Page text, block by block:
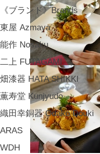
《ブランド》Brands
東屋 Azmaya
能作 Nosaku
二上 FUTAGAMI
畑漆器 HATA SHIKKI
薫寿堂 Kunjyudo
織田幸銅器 Odako Douki
ARAS
WDH